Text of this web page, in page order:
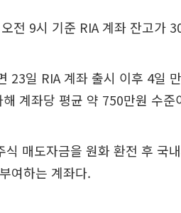
전 9시 기준 RIA 계좌 잔고가
23일 RIA 계좌 출시 이후 4일
계좌당 평균 약 750만원 수준
식 매도자금을 원화 환전 후 국
여하는 계좌다.